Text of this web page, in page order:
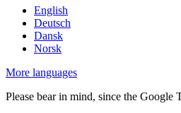
English
Deutsch
Dansk
Norsk
More languages
Please bear in mind, since the Google